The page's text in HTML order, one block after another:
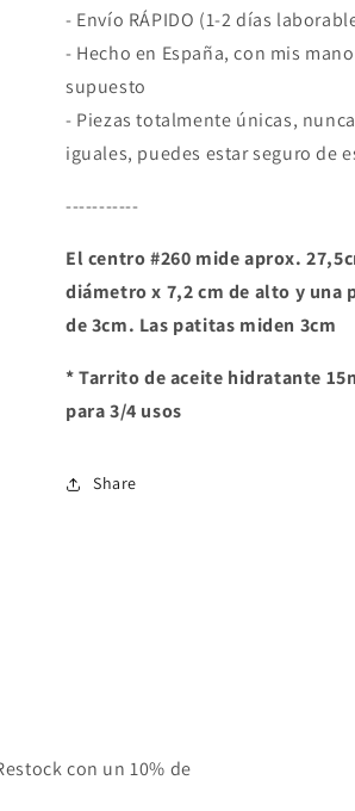
- Envío RÁPIDO (1-2 días
- Hecho en España, con mis
supuesto
- Piezas totalmente únicas,
iguales, puedes estar seguro de
-----------
El centro #260 mide aprox.
diámetro x 7,2 cm de alto y una
de 3cm. Las patitas miden 3cm
* Tarrito de aceite hidratante
para 3/4 usos
Share
con un 10% de